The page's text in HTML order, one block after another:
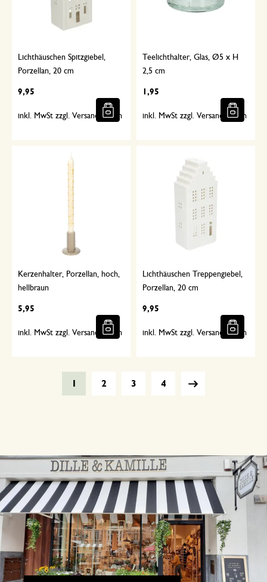
Lichthäuschen Spitzgiebel,
Porzellan, 20 cm
9,95
inkl. MwSt zzgl. Versandkosten
Teelichthalter, Glas, Ø5 x H
2,5 cm
1,95
inkl. MwSt zzgl. Versandkosten
Kerzenhalter, Porzellan, hoch,
hellbraun
5,95
inkl. MwSt zzgl. Versandkosten
Lichthäuschen Treppengiebel,
Porzellan, 20 cm
9,95
inkl. MwSt zzgl. Versandkosten
2 3 4